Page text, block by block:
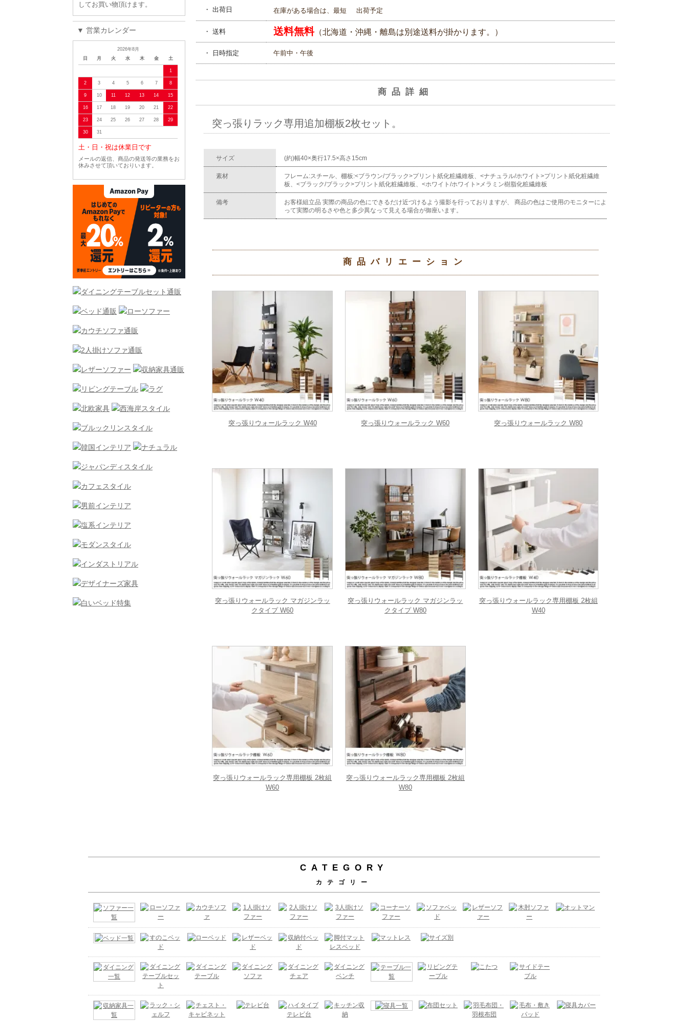
してお買い物頂けます。
▼ 営業カレンダー
2026年8月
日
月 火 水 木 金 土
1
2 3 4 5 6 7 8
9 10 11 12 13 14 15
16 17 18 19 20 21 22
23 24 25 26 27 28 29
30 31
土・日・祝は休業日です
メールの返信、商品の発送等の業務をお
休みさせて頂いておりいます。
・ 出荷日 在庫がある場合は、最短 出荷予定
・ 送料 送料無料（北海道・沖縄・離島は別途送料が掛かります。）
・ 日時指定 午前中・午後
商品詳細
突っ張りラック専用追加棚板2枚セット。
サイズ (約)幅40×奥行17.5×高さ15cm
素材
フレーム:スチール、棚板:<ブラウン/ブラック>プリント紙化粧繊維板、<ナチュラル/ホワイト>プリント紙化粧繊維
板、<ブラック/ブラック>プリント紙化粧繊維板、<ホワイト/ホワイト>メラミン樹脂化粧繊維板
備考
お客様組立品 実際の商品の色にできるだけ近づけるよう撮影を行っておりますが、 商品の色はご使用のモニターによ
って実際の明るさや色と多少異なって見える場合が御座います。
商品バリエーション
突っ張りウォールラック W40 突っ張りウォールラック W60 突っ張りウォールラック W80
突っ張りウォールラック マガジンラッ
クタイプ W60
突っ張りウォールラック マガジンラッ
クタイプ W80
突っ張りウォールラック専用棚板 2枚組
W40
突っ張りウォールラック専用棚板 2枚組
W60
突っ張りウォールラック専用棚板 2枚組
W80
CATEGORY
カテゴリー